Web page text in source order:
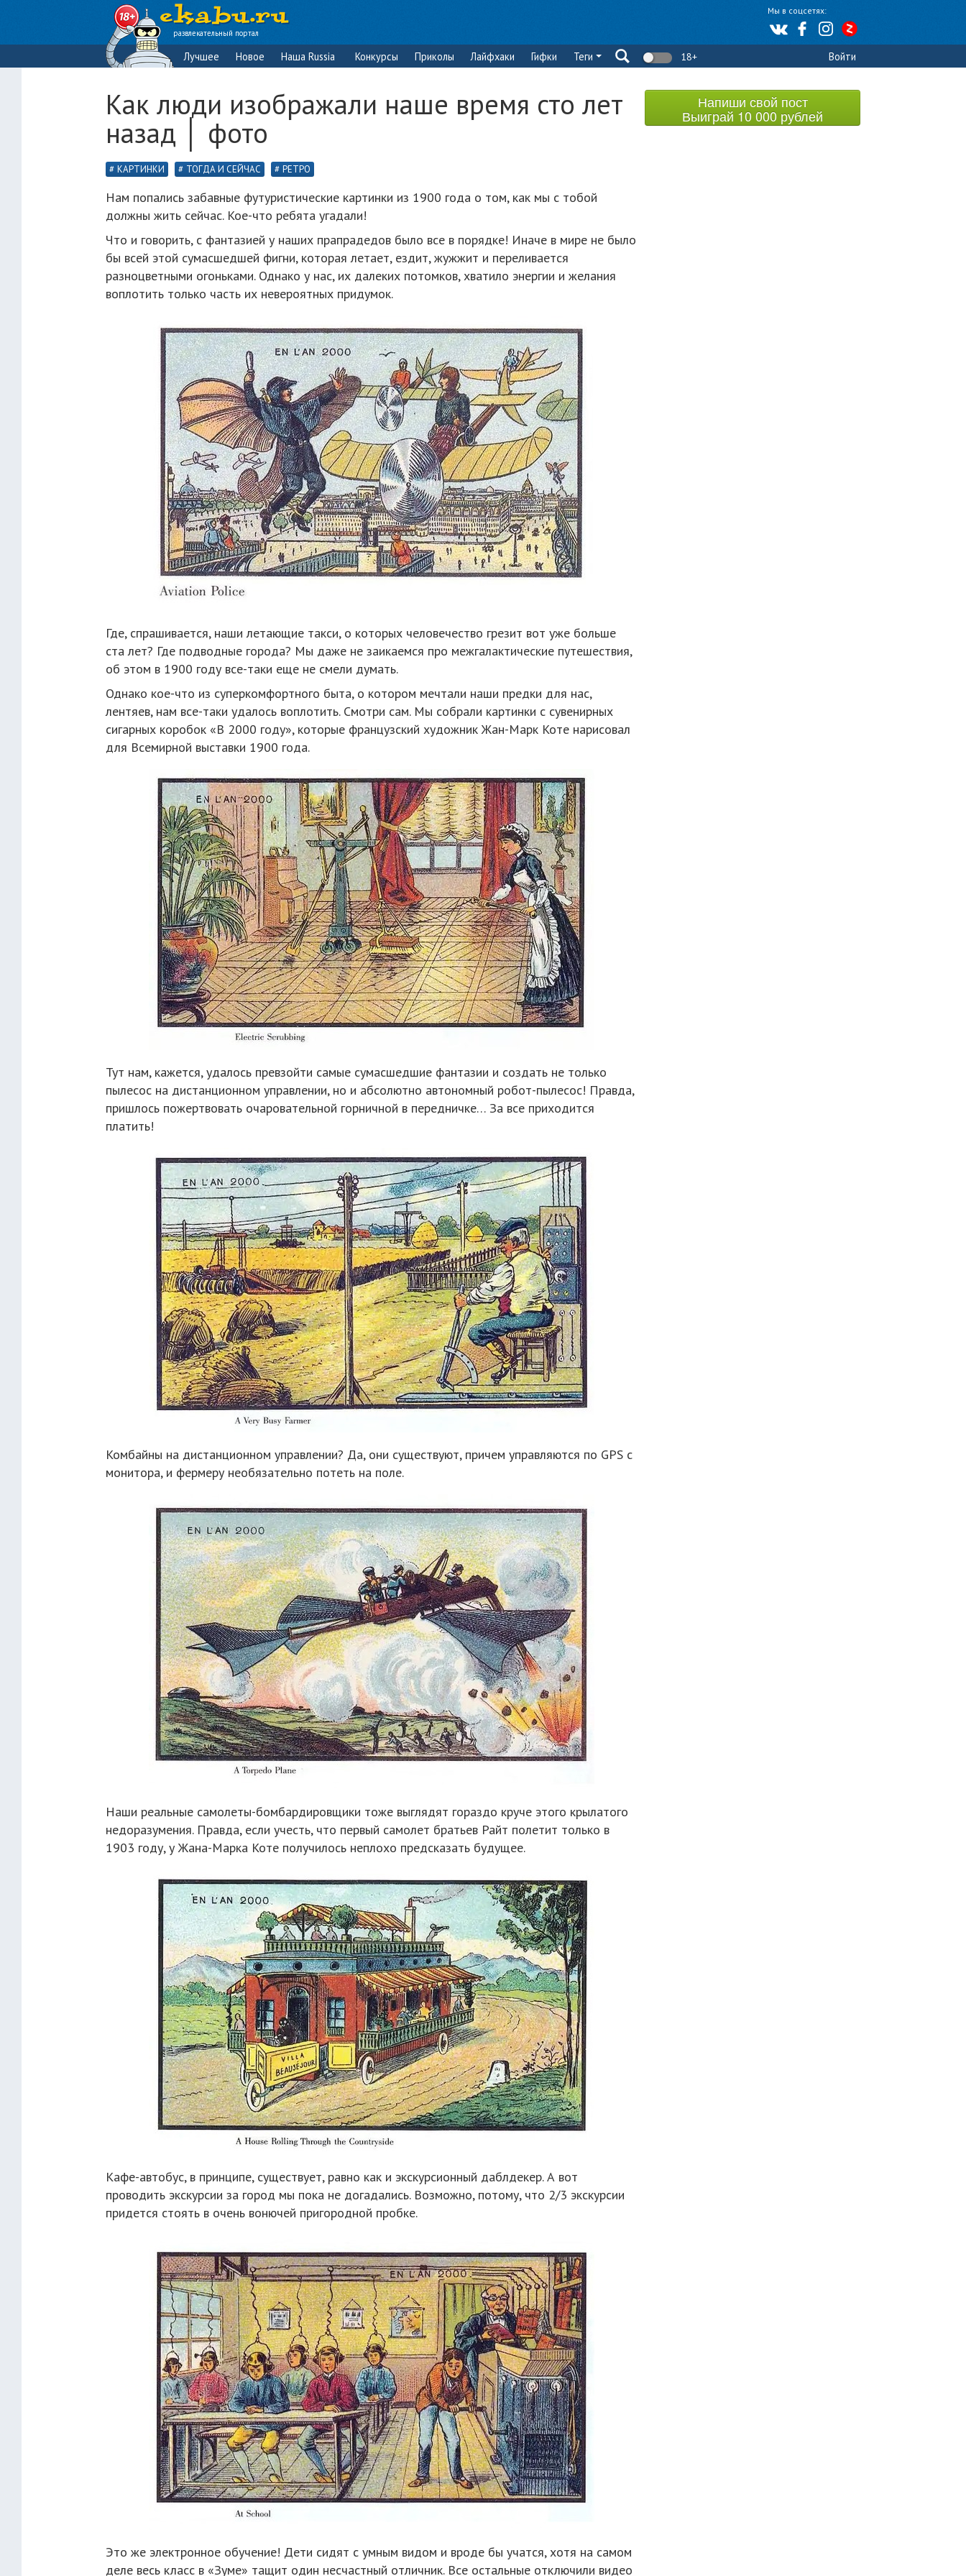
Мы в соцсетях:
развлекательный портал
Лучшее Новое Наша Russia Конкурсы Приколы Лайфхаки Гифки Теги 18+ Войти
Как люди изображали наше время сто лет
назад │ фото
КАРТИНКИ ТОГДА И СЕЙЧАС РЕТРО
Нам попались забавные футуристические картинки из 1900 года о том, как мы с тобой
должны жить сейчас. Кое-что ребята угадали!
Что и говорить, с фантазией у наших прапрадедов было все в порядке! Иначе в мире не было
бы всей этой сумасшедшей фигни, которая летает, ездит, жужжит и переливается
разноцветными огоньками. Однако у нас, их далеких потомков, хватило энергии и желания
воплотить только часть их невероятных придумок.
Где, спрашивается, наши летающие такси, о которых человечество грезит вот уже больше
ста лет? Где подводные города? Мы даже не заикаемся про межгалактические путешествия,
об этом в 1900 году все-таки еще не смели думать.
Однако кое-что из суперкомфортного быта, о котором мечтали наши предки для нас,
лентяев, нам все-таки удалось воплотить. Смотри сам. Мы собрали картинки с сувенирных
сигарных коробок «В 2000 году», которые французский художник Жан-Марк Коте нарисовал
для Всемирной выставки 1900 года.
Тут нам, кажется, удалось превзойти самые сумасшедшие фантазии и создать не только
пылесос на дистанционном управлении, но и абсолютно автономный робот-пылесос! Правда,
пришлось пожертвовать очаровательной горничной в передничке… За все приходится
платить!
Комбайны на дистанционном управлении? Да, они существуют, причем управляются по GPS с
монитора, и фермеру необязательно потеть на поле.
Наши реальные самолеты-бомбардировщики тоже выглядят гораздо круче этого крылатого
недоразумения. Правда, если учесть, что первый самолет братьев Райт полетит только в
1903 году, у Жана-Марка Коте получилось неплохо предсказать будущее.
Кафе-автобус, в принципе, существует, равно как и экскурсионный даблдекер. А вот
проводить экскурсии за город мы пока не догадались. Возможно, потому, что 2/3 экскурсии
придется стоять в очень вонючей пригородной пробке.
Это же электронное обучение! Дети сидят с умным видом и вроде бы учатся, хотя на самом
деле весь класс в «Зуме» тащит один несчастный отличник. Все остальные отключили видео
Напиши свой пост
Выиграй 10 000 рублей